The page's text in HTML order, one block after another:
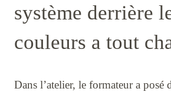
système derrière
couleurs a tout
Dans l’atelier, le formateur a posé